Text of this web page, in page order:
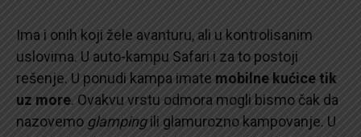
Ima i onih koji žele avanturu, ali u kontrolisanim
uslovima. U auto-kampu Safari i za to postoji
rešenje. U ponudi kampa imate mobilne kućice tik
uz more. Ovakvu vrstu odmora mogli bismo čak da
nazovemo glampingili glamurozno kampovanje. U